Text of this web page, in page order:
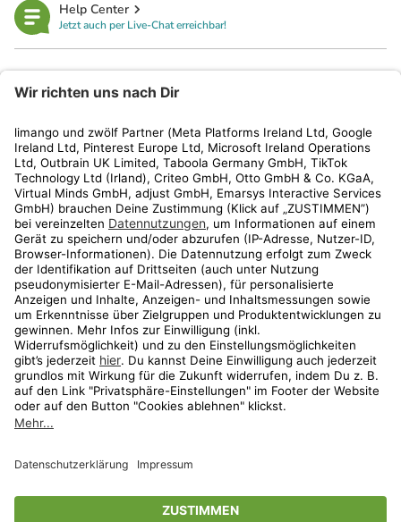
Help Center
Jetzt auch per Live-Chat erreichbar!
Kundenservice
Shop
Aktionen
Travel